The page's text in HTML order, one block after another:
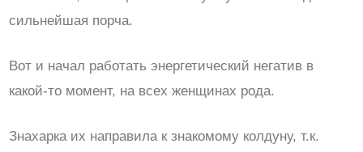
сильнейшая порча.
Вот и начал работать энергетический негатив в
какой-то момент, на всех женщинах рода.
Знахарка их направила к знакомому колдуну, т.к.